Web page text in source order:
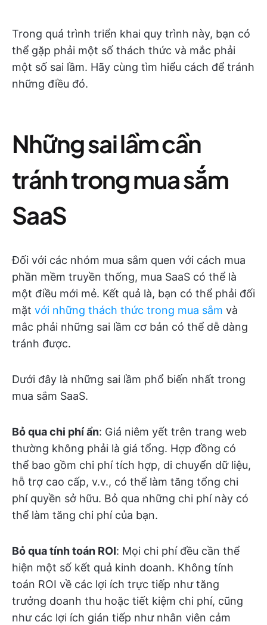
Trong quá trình triển khai quy trình này, bạn có
thể gặp phải một số thách thức và mắc phải
một số sai lầm. Hãy cùng tìm hiểu cách để tránh
những điều đó.
Những sai lầm cần
tránh trong mua sắm
SaaS
Đối với các nhóm mua sắm quen với cách mua
phần mềm truyền thống, mua SaaS có thể là
một điều mới mẻ. Kết quả là, bạn có thể phải đối
mặt với những thách thức trong mua sắm và
mắc phải những sai lầm cơ bản có thể dễ dàng
tránh được.
Dưới đây là những sai lầm phổ biến nhất trong
mua sắm SaaS.
Bỏ qua chi phí ẩn: Giá niêm yết trên trang web
thường không phải là giá tổng. Hợp đồng có
thể bao gồm chi phí tích hợp, di chuyển dữ liệu,
hỗ trợ cao cấp, v.v., có thể làm tăng tổng chi
phí quyền sở hữu. Bỏ qua những chi phí này có
thể làm tăng chi phí của bạn.
Bỏ qua tính toán ROI: Mọi chi phí đều cần thể
hiện một số kết quả kinh doanh. Không tính
toán ROI về các lợi ích trực tiếp như tăng
trưởng doanh thu hoặc tiết kiệm chi phí, cũng
như các lợi ích gián tiếp như nhân viên cảm